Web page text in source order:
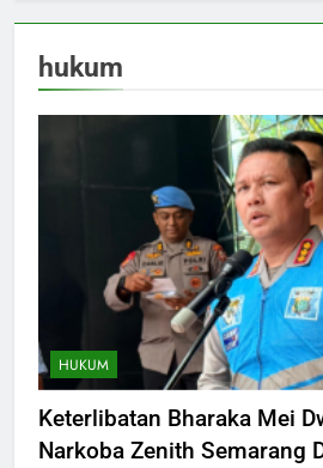
hukum
HUKUM
Keterlibatan Bharaka Mei
Narkoba Zenith Semarang